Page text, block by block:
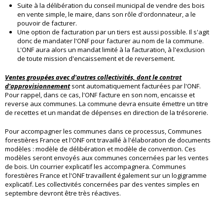
Suite à la délibération du conseil municipal de vendre des bois
en vente simple, le maire, dans son rôle d'ordonnateur, a le
pouvoir de facturer.
Une option de facturation par un tiers est aussi possible. Il s'agit
donc de mandater l'ONF pour facturer au nom de la commune.
L'ONF aura alors un mandat limité à la facturation, à l'exclusion
de toute mission d'encaissement et de reversement.
Ventes groupées avec d'autres collectivités, dont le contrat
d'approvisionnementsont automatiquement facturées par l'ONF.
Pour rappel, dans ce cas, l'ONF facture en son nom, encaisse et
reverse aux communes. La commune devra ensuite émettre un titre
de recettes et un mandat de dépenses en direction de la trésorerie.
Pour accompagner les communes dans ce processus, Communes
forestières France et l'ONF ont travaillé à l'élaboration de documents
modèles : modèle de délibération et modèle de convention. Ces
modèles seront envoyés aux communes concernées par les ventes
de bois. Un courrier explicatif les accompagnera. Communes
forestières France et l'ONF travaillent également sur un logigramme
explicatif. Les collectivités concernées par des ventes simples en
septembre devront être très réactives.